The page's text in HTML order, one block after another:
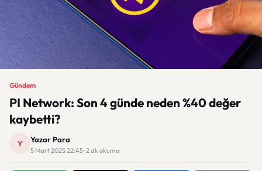
Gündem
PI Network: Son 4 günde neden %40 değer
kaybetti?
Y Yazar Para
5 Mart 2025 22:45 · 2 dk okuma